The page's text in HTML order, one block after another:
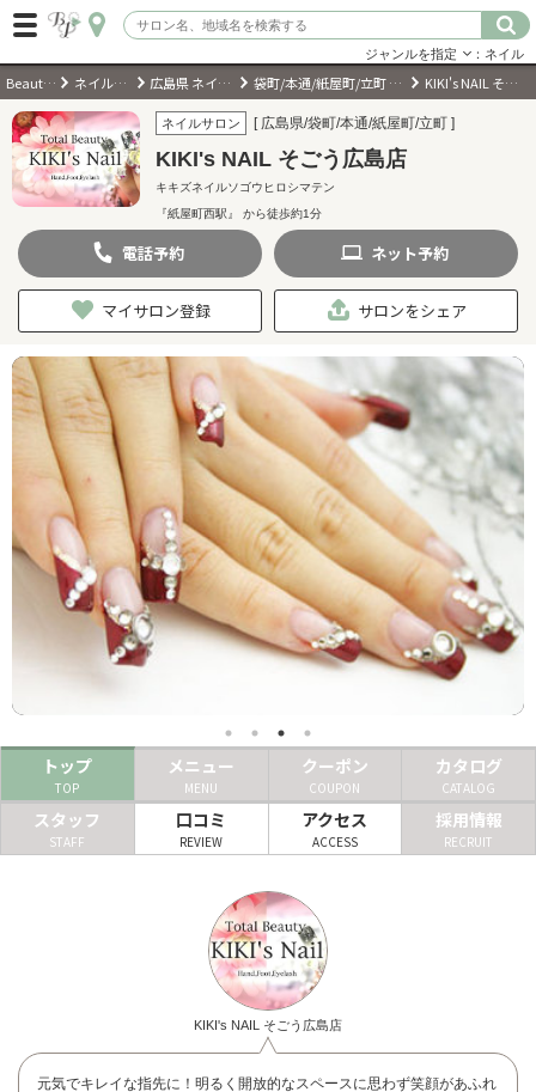
ログイン
会員登録 （無料）
キーワード検索
ジャンルを選択
キーワードで検索
近くのサロンを探す
現在地から探す
ヘアサロン
ネイルサロン
リラクゼーションサロン
美容クリニック
ジャンルを指定 ：ネイル
BeautyPark ネイルサロン 広島県 ネイルサロン 袋町/本通/紙屋町/立町 ネイルサロン KIKI's NAIL そごう広島店
ネイルサロン [ 広島県/袋町/本通/紙屋町/立町 ]
KIKI's NAIL そごう広島店
キキズネイルソゴウヒロシマテン
『紙屋町西駅』 から徒歩約1分
電話予約 ネット予約
マイサロン登録 サロンをシェア
トップ
TOP
メニュー
MENU
クーポン
COUPON
カタログ
CATALOG
スタッフ
STAFF
口コミ
REVIEW
アクセス
ACCESS
採用情報
RECRUIT
KIKI's NAIL そごう広島店
元気でキレイな指先に！明るく開放的なスペースに思わず笑顔があふれ